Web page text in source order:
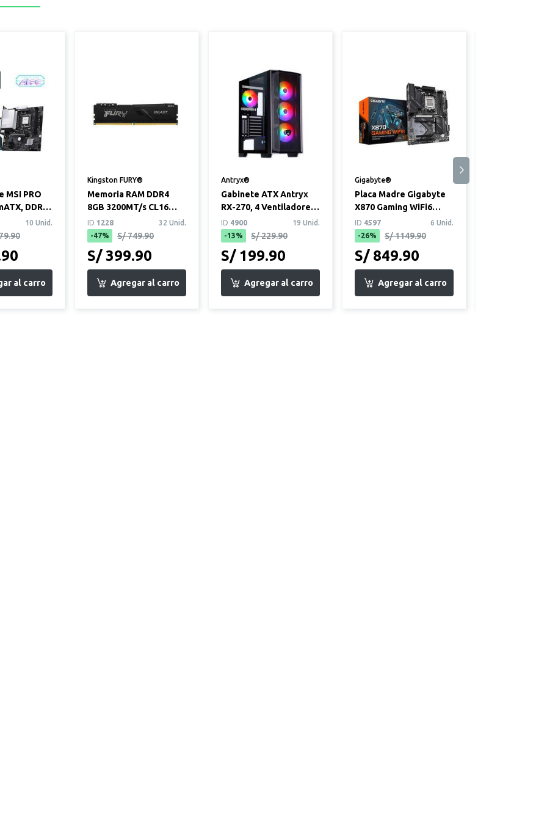
MSI PRO
DDR5,
10 Unid.
Kingston FURY®
Memoria RAM DDR4
8GB 3200MT/s CL16
Kingston Fury Beast
ID 1228
32 Unid.
-47%
S/ 749.90
S/ 399.90
Antryx®
Gabinete ATX Antryx
RX-270, 4 Ventiladores
RGB
ID 4900
19 Unid.
-13%
S/ 229.90
S/ 199.90
Gigabyte®
Placa Madre Gigabyte
X870 Gaming WiFi6
(ATX. DDR5, AMD AM5)
ID 4597
6 Unid.
-26%
S/ 1149.90
S/ 849.90